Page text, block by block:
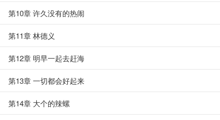
第10章 许久没有的热闹
第11章 林德义
第12章 明早一起去赶海
第13章 一切都会好起来
第14章 大个的辣螺